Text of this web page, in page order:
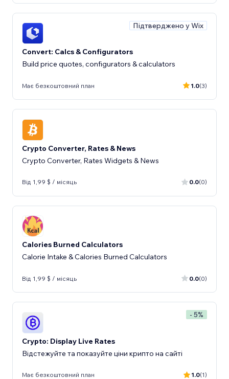
Підтверджено у Wix
Convert: Calcs & Configurators
Build price quotes, configurators & calculators
Має безкоштовний план 1.0(3)
Crypto Converter, Rates & News
Crypto Converter, Rates Widgets & News
Від 1,99 $ / місяць 0.0(0)
Calories Burned Calculators
Calorie Intake & Calories Burned Calculators
Від 1,99 $ / місяць 0.0(0)
- 5%
Crypto: Display Live Rates
Відстежуйте та показуйте ціни крипто на сайті
Має безкоштовний план 1.0(1)